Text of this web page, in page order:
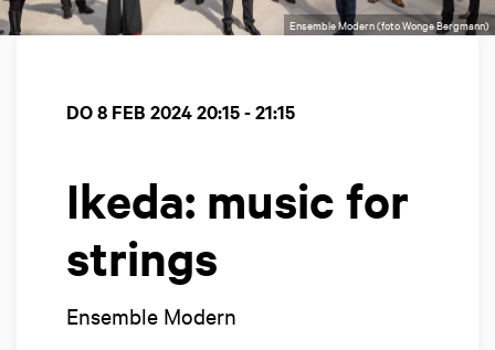
Ensemble Modern (foto Wonge Bergmann)
Ikeda: music for
strings
Ensemble Modern
DO 8 FEB 202420:15 - 21:15